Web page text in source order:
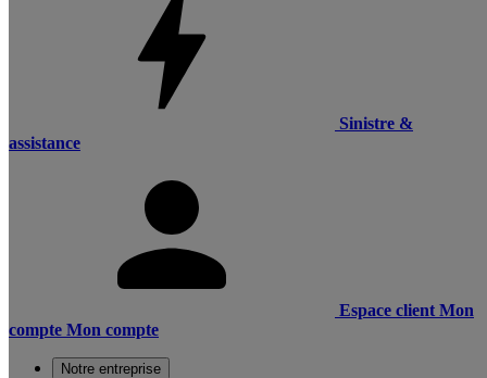
Sinistre &
assistance
Espace client Mon
compte Mon compte
Notre entreprise